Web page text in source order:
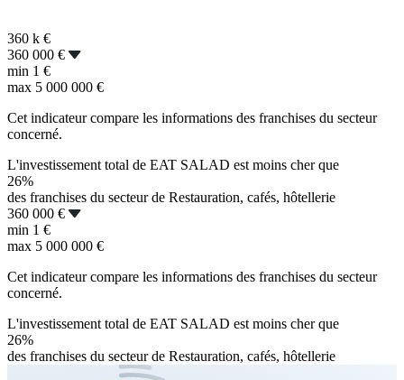
360 k €
360 000 €
min 1 €
max 5 000 000 €
Cet indicateur compare les informations des franchises du secteur
concerné.
L'investissement total de EAT SALAD est moins cher que
26%
des franchises du secteur de Restauration, cafés, hôtellerie
360 000 €
min 1 €
max 5 000 000 €
Cet indicateur compare les informations des franchises du secteur
concerné.
L'investissement total de EAT SALAD est moins cher que
26%
des franchises du secteur de Restauration, cafés, hôtellerie